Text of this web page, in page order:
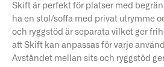
Skift är perfekt för platser med
ha en stol/soffa med privat utrymme
och ryggstöd är separata vilket ger
att Skift kan anpassas för varje
Avståndet mellan sits och ryggstöd